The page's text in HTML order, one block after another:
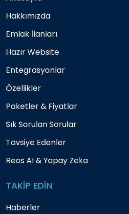
Hakkımızda
Emlak İlanları
Hazır Website
Entegrasyonlar
Özellikler
Paketler & Fiyatlar
Sık Sorulan Sorular
Tavsiye Edenler
Reos AI & Yapay Zeka
TAKİP EDİN
Haberler